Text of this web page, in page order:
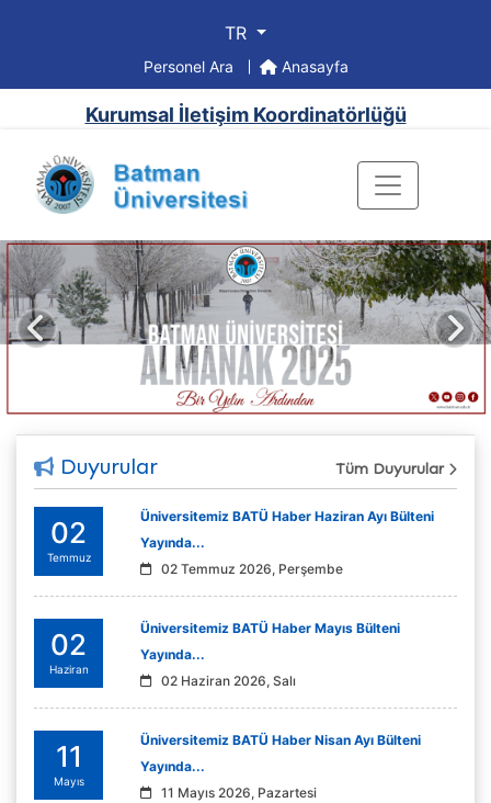
TR
Personel Ara Anasayfa
Kurumsal İletişim Koordinatörlüğü
Önceki
Duyurular Tüm Duyurular
02
Temmuz
Üniversitemiz BATÜ Haber Haziran Ayı Bülteni
Yayında...
02 Temmuz 2026, Perşembe
02
Haziran
Üniversitemiz BATÜ Haber Mayıs Bülteni
Yayında...
02 Haziran 2026, Salı
11
Mayıs
Üniversitemiz BATÜ Haber Nisan Ayı Bülteni
Yayında...
11 Mayıs 2026, Pazartesi